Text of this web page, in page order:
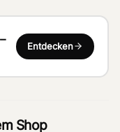
Entdecken
Shop